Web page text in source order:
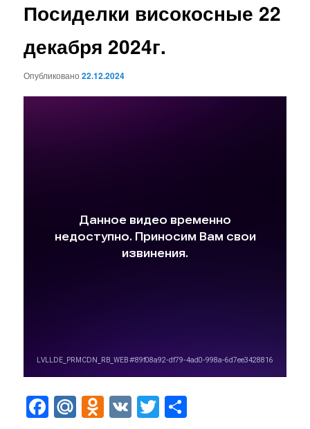
Посиделки високосные 22
декабря 2024г.
Опубликовано22.12.2024
Facebook
Mail.Ru
Odnoklassniki
VKTwitter